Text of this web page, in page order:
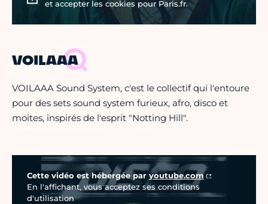
et accepter les cookies pour Paris.fr.
VOILAAA
VOILAAA Sound System, c'est le collectif qui l'entoure
pour des sets sound system furieux, afro, disco et
moites, inspirés de l'esprit "Notting Hill".
Vidéo Youtube
Cette vidéo est hébergée par youtube.com
En l'affichant, vous acceptez ses conditions
d'utilisation